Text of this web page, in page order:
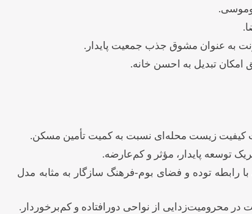
به عنوان مشوق جذب جمعیت پایدار.
تبدیل به احسن خانه.
کیفیت زیست محله‌ای نسبت به کمیت تأمین مسکن.
توسعه پایدار، مؤثر و کم‌عارضه.
رابطه توده و فضای بوم-فرهنگ سازگار به مثابه مدل
محرومیت‌زدایی از نواحی دورافتاده و کم‌برخوردار.